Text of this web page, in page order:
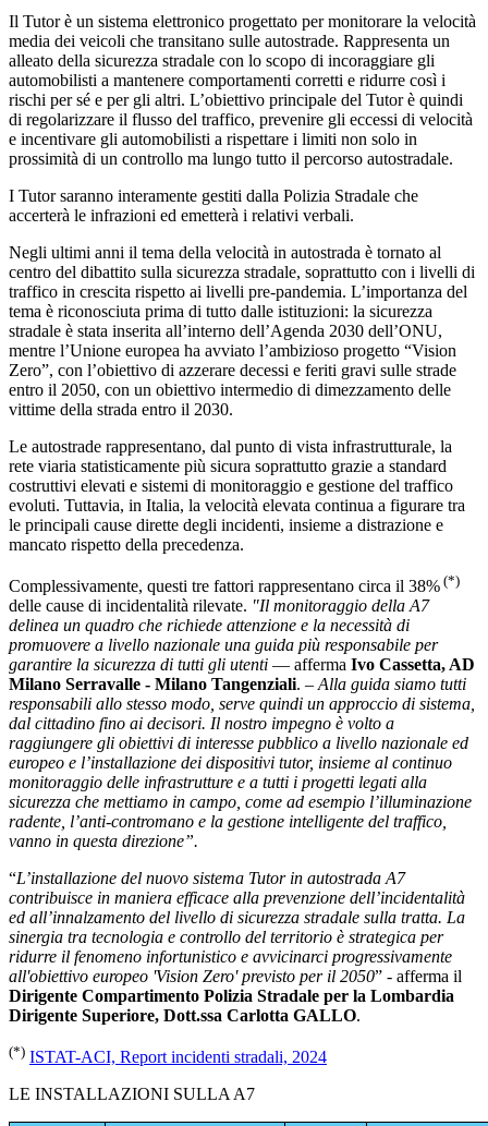
Il Tutor è un sistema elettronico progettato per monitorare la velocità
media dei veicoli che transitano sulle autostrade. Rappresenta un
alleato della sicurezza stradale con lo scopo di incoraggiare gli
automobilisti a mantenere comportamenti corretti e ridurre così i
rischi per sé e per gli altri. L’obiettivo principale del Tutor è quindi
di regolarizzare il flusso del traffico, prevenire gli eccessi di velocità
e incentivare gli automobilisti a rispettare i limiti non solo in
prossimità di un controllo ma lungo tutto il percorso autostradale.
I Tutor saranno interamente gestiti dalla Polizia Stradale che
accerterà le infrazioni ed emetterà i relativi verbali.
Negli ultimi anni il tema della velocità in autostrada è tornato al
centro del dibattito sulla sicurezza stradale, soprattutto con i livelli di
traffico in crescita rispetto ai livelli pre-pandemia. L’importanza del
tema è riconosciuta prima di tutto dalle istituzioni: la sicurezza
stradale è stata inserita all’interno dell’Agenda 2030 dell’ONU,
mentre l’Unione europea ha avviato l’ambizioso progetto “Vision
Zero”, con l’obiettivo di azzerare decessi e feriti gravi sulle strade
entro il 2050, con un obiettivo intermedio di dimezzamento delle
vittime della strada entro il 2030.
Le autostrade rappresentano, dal punto di vista infrastrutturale, la
rete viaria statisticamente più sicura soprattutto grazie a standard
costruttivi elevati e sistemi di monitoraggio e gestione del traffico
evoluti. Tuttavia, in Italia, la velocità elevata continua a figurare tra
le principali cause dirette degli incidenti, insieme a distrazione e
mancato rispetto della precedenza.
Complessivamente, questi tre fattori rappresentano circa il 38% (*)
delle cause di incidentalità rilevate. "Il monitoraggio della A7
delinea un quadro che richiede attenzione e la necessità di
promuovere a livello nazionale una guida più responsabile per
garantire la sicurezza di tutti gli utenti — afferma Ivo Cassetta, AD
Milano Serravalle - Milano Tangenziali. – Alla guida siamo tutti
responsabili allo stesso modo, serve quindi un approccio di sistema,
dal cittadino fino ai decisori. Il nostro impegno è volto a
raggiungere gli obiettivi di interesse pubblico a livello nazionale ed
europeo e l’installazione dei dispositivi tutor, insieme al continuo
monitoraggio delle infrastrutture e a tutti i progetti legati alla
sicurezza che mettiamo in campo, come ad esempio l’illuminazione
radente, l’anti-contromano e la gestione intelligente del traffico,
vanno in questa direzione”.
“L’installazione del nuovo sistema Tutor in autostrada A7
contribuisce in maniera efficace alla prevenzione dell’incidentalità
ed all’innalzamento del livello di sicurezza stradale sulla tratta. La
sinergia tra tecnologia e controllo del territorio è strategica per
ridurre il fenomeno infortunistico e avvicinarci progressivamente
all'obiettivo europeo 'Vision Zero' previsto per il 2050” - afferma il
Dirigente Compartimento Polizia Stradale per la Lombardia
Dirigente Superiore, Dott.ssa Carlotta GALLO.
(*) ISTAT-ACI, Report incidenti stradali, 2024
LE INSTALLAZIONI SULLA A7